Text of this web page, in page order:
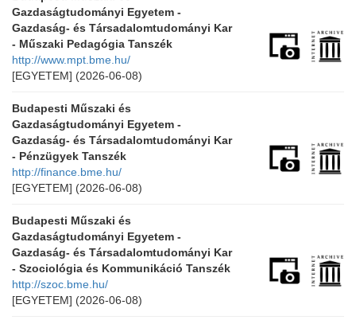
Gazdaságtudományi Egyetem -
Gazdaság- és Társadalomtudományi Kar
- Műszaki Pedagógia Tanszék
http://www.mpt.bme.hu/
[EGYETEM] (2026-06-08)
Budapesti Műszaki és
Gazdaságtudományi Egyetem -
Gazdaság- és Társadalomtudományi Kar
- Pénzügyek Tanszék
http://finance.bme.hu/
[EGYETEM] (2026-06-08)
Budapesti Műszaki és
Gazdaságtudományi Egyetem -
Gazdaság- és Társadalomtudományi Kar
- Szociológia és Kommunikáció Tanszék
http://szoc.bme.hu/
[EGYETEM] (2026-06-08)